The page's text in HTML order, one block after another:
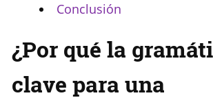
Conclusión
¿Por qué la
clave para una